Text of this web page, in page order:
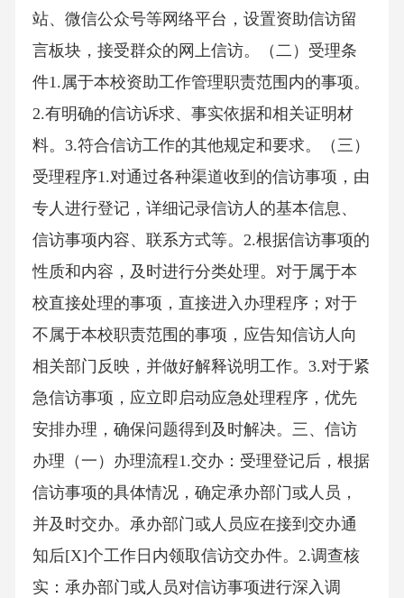
站、微信公众号等网络平台，设置资助信访留
言板块，接受群众的网上信访。（二）受理条
件1.属于本校资助工作管理职责范围内的事项。
2.有明确的信访诉求、事实依据和相关证明材
料。3.符合信访工作的其他规定和要求。（三）
受理程序1.对通过各种渠道收到的信访事项，由
专人进行登记，详细记录信访人的基本信息、
信访事项内容、联系方式等。2.根据信访事项的
性质和内容，及时进行分类处理。对于属于本
校直接处理的事项，直接进入办理程序；对于
不属于本校职责范围的事项，应告知信访人向
相关部门反映，并做好解释说明工作。3.对于紧
急信访事项，应立即启动应急处理程序，优先
安排办理，确保问题得到及时解决。三、信访
办理（一）办理流程1.交办：受理登记后，根据
信访事项的具体情况，确定承办部门或人员，
并及时交办。承办部门或人员应在接到交办通
知后[X]个工作日内领取信访交办件。2.调查核
实：承办部门或人员对信访事项进行深入调